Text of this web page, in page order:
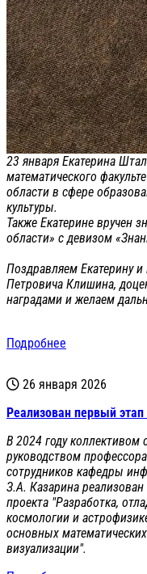
23 января Екатерина
математического
области в сфере
культуры.
Также Екатерине вручен
области» с девизом
Поздравляем Екатерину и
Петровича Клишина,
наградами и желаем
Подробнее
26 января 2026
Реализован первый этап
В 2024 году
руководством
сотрудников кафедры
З.А. Казарина
проекта "Разработка,
космологии и
основных
визуализации".